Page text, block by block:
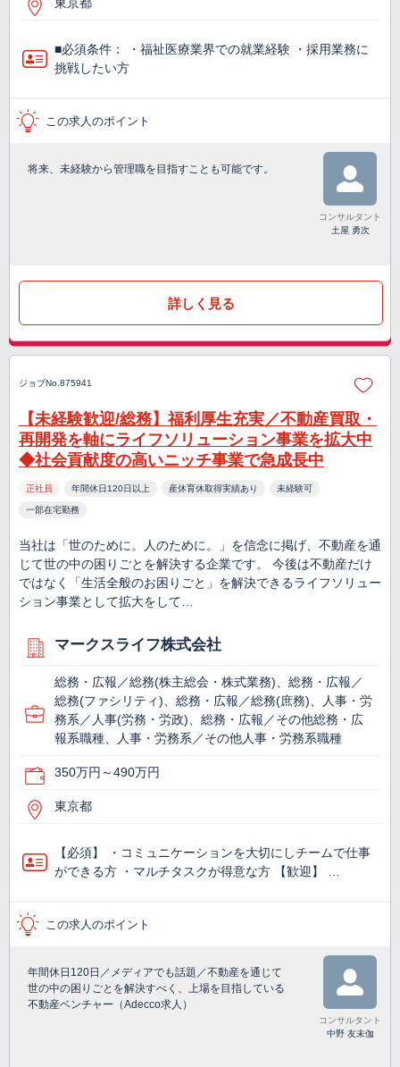
東京都
■必須条件： ・福祉医療業界での就業経験 ・採用業務に
挑戦したい方
この求人のポイント
将来、未経験から管理職を目指すことも可能です。
コンサルタント
土屋 勇次
詳しく見る
ジョブNo.875941
【未経験歓迎/総務】福利厚生充実／不動産買取・
再開発を軸にライフソリューション事業を拡大中
◆社会貢献度の高いニッチ事業で急成長中
正社員 年間休日120日以上 産休育休取得実績あり 未経験可
一部在宅勤務
当社は「世のために。人のために。」を信念に掲げ、不動産を通
じて世の中の困りごとを解決する企業です。 今後は不動産だけ
ではなく「生活全般のお困りごと」を解決できるライフソリュー
ション事業として拡大をして…
マークスライフ株式会社
総務・広報／総務(株主総会・株式業務)、総務・広報／
総務(ファシリティ)、総務・広報／総務(庶務)、人事・労
務系／人事(労務・労政)、総務・広報／その他総務・広
報系職種、人事・労務系／その他人事・労務系職種
350万円～490万円
東京都
【必須】 ・コミュニケーションを大切にしチームで仕事
ができる方 ・マルチタスクが得意な方 【歓迎】 …
この求人のポイント
年間休日120日／メディアでも話題／不動産を通じて
世の中の困りごとを解決すべく、上場を目指している
不動産ベンチャー（Adecco求人）
コンサルタント
中野 友未伽